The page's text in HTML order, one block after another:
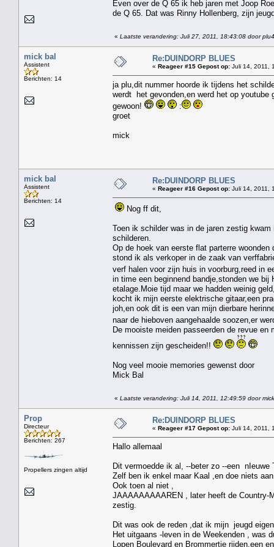
Even over de Q 65 ik heb jaren met Joop
de Q 65. Dat was Rinny Hollenberg, zijn
« Laatste verandering: Juli 27, 2011, 18:43:08 door plu4
mick bal
Assistent
Berichten: 14
Re:DUINDORP BLUES
« Reageer #15 Gepost op: Juli 14, 2011,
ja plu,dit nummer hoorde ik tijdens het
werdt het gevonden,en werd het op
gewoon!
:
groet
mick
mick bal
Assistent
Berichten: 14
Re:DUINDORP BLUES
« Reageer #16 Gepost op: Juli 14, 2011,
Nog ff dit,
Toen ik schilder was in de jaren zestig
schilderen.
Op de hoek van eerste flat parterre
stond ik als verkoper in de zaak van
verf halen voor zijn huis in voorburg,reed in
in time een beginnend bandje,stonden we
etalage.Moie tijd maar we hadden weinig
kocht ik mijn eerste elektrische gitaar,een
joh,en ook dit is een van mijn dierbare
naar de hieboven aangehaalde soozen,er
De mooiste meiden passeerden de revue
kennissen zijn gescheiden!!
Nog veel mooie memories gewenst door
Mick Bal
« Laatste verandering: Juli 14, 2011, 12:49:59 door
Prop
Directeur
Berichten: 267
Propellers zingen altijd
Re:DUINDORP BLUES
« Reageer #17 Gepost op: Juli 14, 2011,
Hallo allemaal
Dit vermoedde ik al, --beter zo --een nIeuwe
Zelf ben ik enkel maar Kaal ,en doe niets
Ook toen al niet ,
JAAAAAAAAAREN , later heeft de Country-
zestig.
Dit was ook de reden ,dat ik mijn jeugd
Het uitgaans -leven in de Weekenden , was
Lopen Boulevard en Brommertje rijden,een